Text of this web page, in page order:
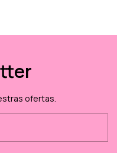
ofertas.